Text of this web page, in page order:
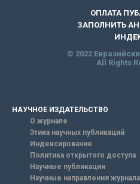
ОПЛАТА
ЗАПОЛНИТЬ
© 2022
All Rights
НАУЧНОЕ ИЗДАТЕЛЬСТВО
О журнале
Этика научных публикаций
Индексирование
Политика открытого доступа
Научные публикации
Научные направления журнала